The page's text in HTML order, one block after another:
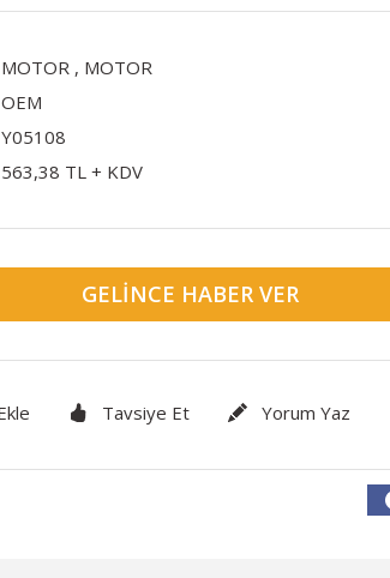
MOTOR , MOTOR
OEM
Y05108
563,38 TL + KDV
GELINCE HABER VER
Tavsiye Et Yorum Yaz